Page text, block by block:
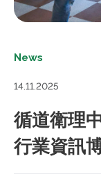
News
14.11.2025
循道衛理
行業資訊